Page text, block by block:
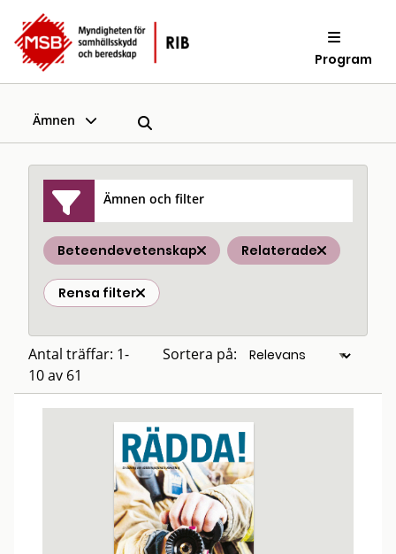
Program
Ämnen
Ämnen och filter
Beteendevetenskap Relaterade
Rensa filter
Antal träffar: 1-
10 av 61
Sortera på: